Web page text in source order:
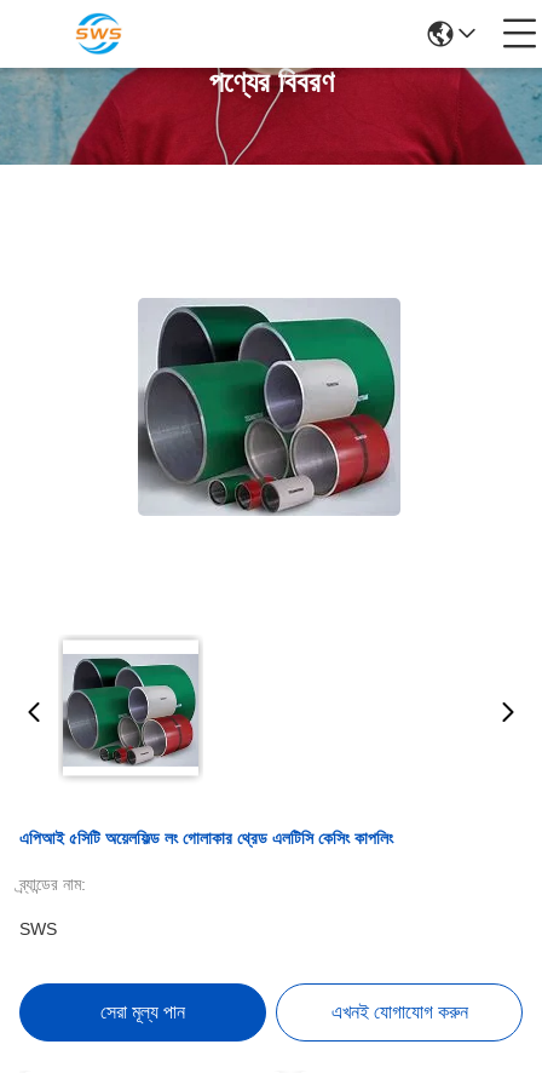
পণ্যের বিবরণ
এপিআই ৫সিটি অয়েলফিল্ড লং গোলাকার থ্রেড এলটিসি কেসিং কাপলিং
ব্র্যান্ডের নাম:
SWS
সেরা মূল্য পান এখনই যোগাযোগ করুন